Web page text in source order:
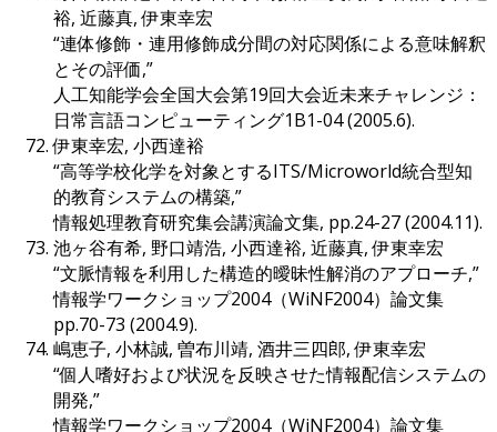
裕, 近藤真, 伊東幸宏
“連体修飾・連用修飾成分間の対応関係による意味解釈
とその評価,”
人工知能学会全国大会第19回大会近未来チャレンジ：
日常言語コンピューティング1B1-04 (2005.6).
伊東幸宏, 小西達裕
“高等学校化学を対象とするITS/Microworld統合型知
的教育システムの構築,”
情報処理教育研究集会講演論文集, pp.24-27 (2004.11).
池ヶ谷有希, 野口靖浩, 小西達裕, 近藤真, 伊東幸宏
“文脈情報を利用した構造的曖昧性解消のアプローチ,”
情報学ワークショップ2004（WiNF2004）論文集
pp.70-73 (2004.9).
嶋恵子, 小林誠, 曽布川靖, 酒井三四郎, 伊東幸宏
“個人嗜好および状況を反映させた情報配信システムの
開発,”
情報学ワークショップ2004（WiNF2004）論文集